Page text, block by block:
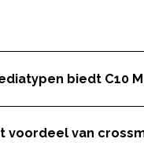
biedt C10
voordeel van